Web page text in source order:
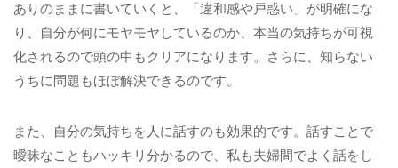
ありのままに書いていくと、「違和感や戸惑い」が明確にな
り、自分が何にモヤモヤしているのか、本当の気持ちが可視
化されるので頭の中もクリアになります。さらに、知らない
うちに問題もほぼ解決できるのです。
また、自分の気持ちを人に話すのも効果的です。話すことで
曖昧なこともハッキリ分かるので、私も夫婦間でよく話をし